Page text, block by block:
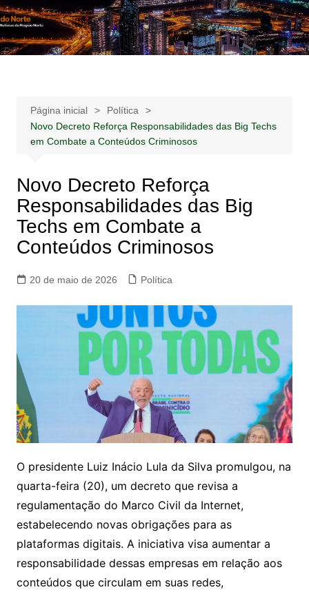
Ir
para
o
Notícias –
Publicidades –
Notícias – Publicidades – Anúncios
Página inicial
Política
Novo Decreto Reforça Responsabilidades das Big Techs
em Combate a Conteúdos Criminosos
Novo Decreto Reforça
Responsabilidades das Big
Techs em Combate a
Conteúdos Criminosos
20 de maio de 2026 Política
O presidente Luiz Inácio Lula da Silva promulgou, na
quarta-feira (20), um decreto que revisa a
regulamentação do Marco Civil da Internet,
estabelecendo novas obrigações para as
plataformas digitais. A iniciativa visa aumentar a
responsabilidade dessas empresas em relação aos
conteúdos que circulam em suas redes,